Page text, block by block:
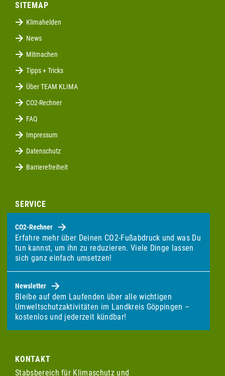
SITEMAP
Klimahelden
News
Mitmachen
Tipps + Tricks
Über TEAM KLIMA
CO2-Rechner
FAQ
Impressum
Datenschutz
Barrierefreiheit
SERVICE
CO2-Rechner
Erfahre mehr über Deinen CO2-Fußabdruck und was Du
tun kannst, um ihn zu reduzieren. Viele Dinge lassen
sich ganz einfach umsetzen!
Newsletter
Bleibe auf dem Laufenden über alle wichtigen
Umweltschutzaktivitäten im Landkreis Göppingen –
kostenlos und jederzeit kündbar!
KONTAKT
Stabsbereich für Klimaschutz und